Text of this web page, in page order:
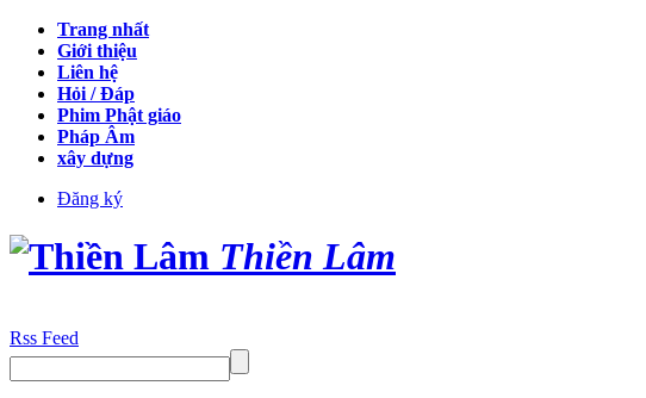
Trang nhất
Giới thiệu
Liên hệ
Hỏi / Đáp
Phim Phật giáo
Pháp Âm
xây dựng
Đăng ký
Thiền Lâm
Rss Feed